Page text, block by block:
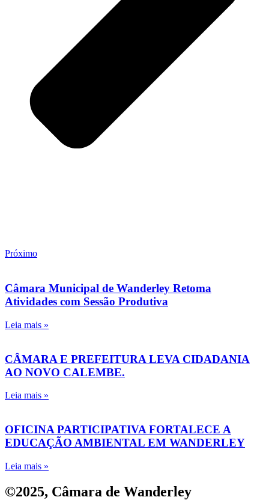
Próximo
Câmara Municipal de Wanderley Retoma
Atividades com Sessão Produtiva
Leia mais »
CÂMARA E PREFEITURA LEVA CIDADANIA
AO NOVO CALEMBE.
Leia mais »
OFICINA PARTICIPATIVA FORTALECE A
EDUCAÇÃO AMBIENTAL EM WANDERLEY
Leia mais »
©2025, Câmara de Wanderley